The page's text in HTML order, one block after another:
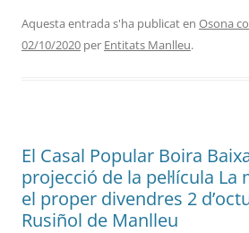
Aquesta entrada s'ha publicat en Osona
02/10/2020 per Entitats Manlleu.
El Casal Popular Boira
projecció de la pel·lícula
el proper divendres 2
Rusiñol de Manlleu